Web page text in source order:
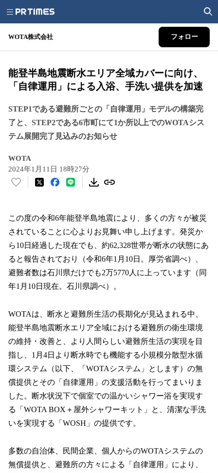
WOTA株式会社 フォロー
能登半島地震断水エリア全域カバーに向け、
「自律運用」による入浴、手洗い提供を加速
STEP1である避難所ごとの「自律運用」モデルの構築完
了と、STEP2である6市町にて1か所以上でのWOTAシス
テム展開完了見込みのお知らせ
WOTA
2024年1月11日 18時27分
い
！
数
を
読
み
込
み
中
す
この度の令和6年能登半島地震により、多くの方々が被災
されていることに心よりお見舞い申し上げます。発災か
ら10日経過した現在でも、約62,328世帯が断水の状態にあ
ると報告されており（令和6年1月10日。厚労省調べ）、
避難者数は石川県だけでも2万5770人に上っています（同
年1月10日現在。石川県調べ）。
WOTAは、断水と避難所生活の長期化が見込まれる中、
能登半島地震断水エリア全域における避難所の衛生環境
の維持・改善と、より人間らしい避難所生活の実現を目
指し、1月4日より断水時でも機能する小規模分散型水循
環システム（以下、「WOTAシステム」とします）の無
償提供とその「自律運用」の支援活動を行ってまいりま
した。断水状況下で個室での温かいシャワー浴を実現す
る「WOTA BOX＋屋外シャワーキット」と、清潔な手洗
いを実現する「WOSH」の提供です。
多数の自治体、民間企業、個人からのWOTAシステムの
無償提供と、避難所の方々による「自律運用」により、